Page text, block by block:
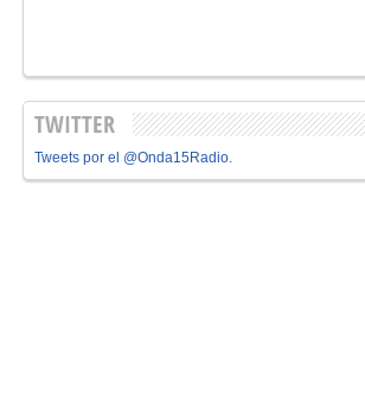
TWITTER
Tweets por el @Onda15Radio.